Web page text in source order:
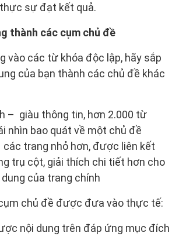
sự đạt kết quả.
thành các cụm chủ đề
vào các từ khóa độc lập, hãy sắp
của bạn thành các chủ đề khác
– giàu thông tin, hơn 2.000 từ
nhìn bao quát về một chủ đề
các trang nhỏ hơn, được liên kết
trụ cột, giải thích chi tiết hơn cho
của trang chính
chủ đề được đưa vào thực tế:
nội dung trên đáp ứng mục đích